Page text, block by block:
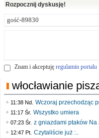
Rozpocznij dyskusję!
Znam i akceptuję regulamin portalu
włocławianie
11:38 Nd. Wczoraj przechodząc
11:17 Śr. Wszystko umiera
07:23 Śr. z gniazdami ptaków Na
12:47 Pt. Czytaliście już :..